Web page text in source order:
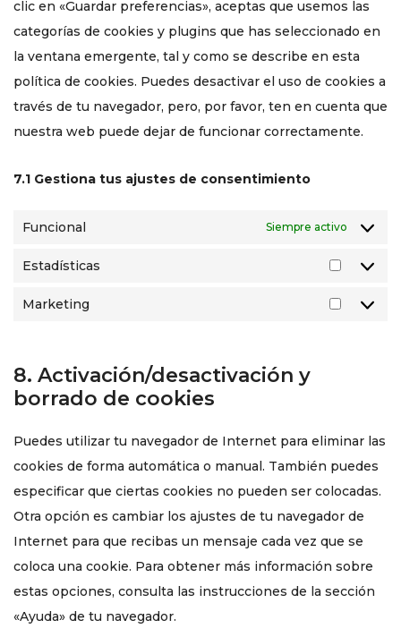
clic en «Guardar preferencias», aceptas que usemos las
categorías de cookies y plugins que has seleccionado en
la ventana emergente, tal y como se describe en esta
política de cookies. Puedes desactivar el uso de cookies a
través de tu navegador, pero, por favor, ten en cuenta que
nuestra web puede dejar de funcionar correctamente.
7.1 Gestiona tus ajustes de consentimiento
Funcional Siempre activo
Estadísticas
Marketing
8. Activación/desactivación y
borrado de cookies
Puedes utilizar tu navegador de Internet para eliminar las
cookies de forma automática o manual. También puedes
especificar que ciertas cookies no pueden ser colocadas.
Otra opción es cambiar los ajustes de tu navegador de
Internet para que recibas un mensaje cada vez que se
coloca una cookie. Para obtener más información sobre
estas opciones, consulta las instrucciones de la sección
«Ayuda» de tu navegador.